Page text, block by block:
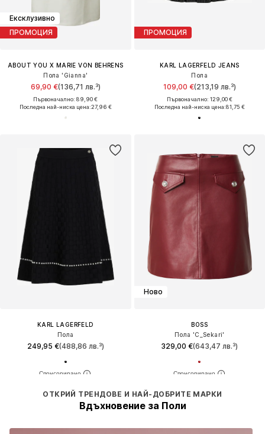
Ексклузивно
ПРОМОЦИЯ
ABOUT YOU X MARIE VON BEHRENS
Пола 'Gianna'
69,90 €(136,71 лв.³)
Първоначално: 89,90 €
Последна най-ниска цена:27,96 €
ПРОМОЦИЯ
KARL LAGERFELD JEANS
Пола
109,00 €(213,19 лв.³)
Първоначално: 129,00 €
Последна най-ниска цена:81,75 €
KARL LAGERFELD
Пола
249,95 €(488,86 лв.³)
ОТКРИЙ ТРЕНДОВЕ И НАЙ-ДОБРИТЕ МАРКИ
Вдъхновение за Поли
Ново
BOSS
Пола 'C_Sekari'
329,00 €(643,47 лв.³)